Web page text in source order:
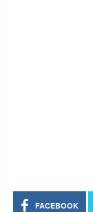
FACEBOOK